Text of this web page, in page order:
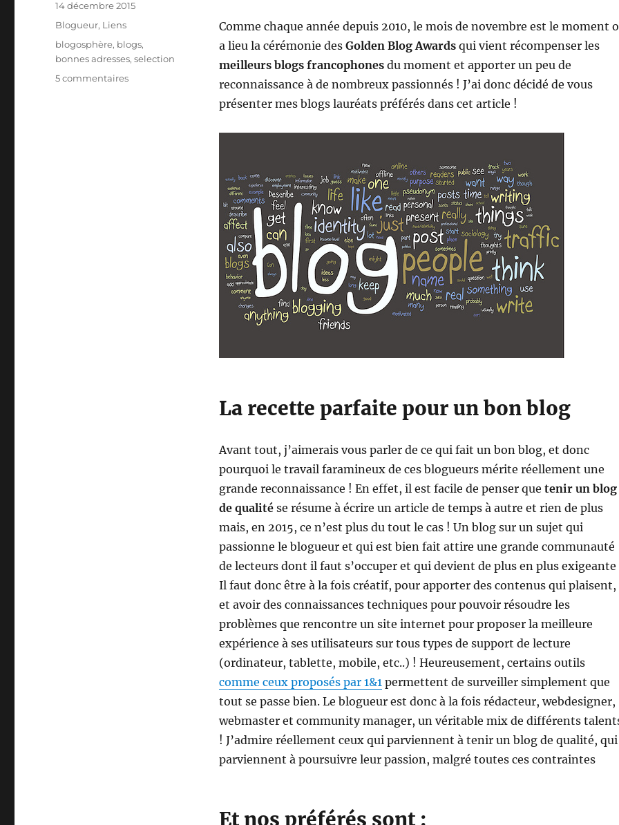
Comme chaque année depuis 2010, le mois de novembre est le moment
a lieu la cérémonie des Golden Blog Awardsqui vient récompenser les
meilleurs blogs francophonesdu moment et apporter un peu de
reconnaissance à de nombreux passionnés ! J’ai donc décidé de vous
présenter mes blogs lauréats préférés dans cet article !
La recette parfaite pour un bon blog
Avant tout, j’aimerais vous parler de ce qui fait un bon blog, et donc
pourquoi le travail faramineux de ces blogueurs mérite réellement une
grande reconnaissance ! En effet, il est facile de penser que tenir un blog
de qualité se résume à écrire un article de temps à autre et rien de plus
mais, en 2015, ce n’est plus du tout le cas ! Un blog sur un sujet qui
passionne le blogueur et qui est bien fait attire une grande communauté
de lecteurs dont il faut s’occuper et qui devient de plus en plus exigeante
Il faut donc être à la fois créatif, pour apporter des contenus qui plaisent,
et avoir des connaissances techniques pour pouvoir résoudre les
problèmes que rencontre un site internet pour proposer la meilleure
expérience à ses utilisateurs sur tous types de support de lecture
(ordinateur, tablette, mobile, etc..) ! Heureusement, certains outils
comme ceux proposés par 1&1permettent de surveiller simplement que
tout se passe bien. Le blogueur est donc à la fois rédacteur, webdesigner,
webmaster et community manager, un véritable mix de différents
! J’admire réellement ceux qui parviennent à tenir un blog de qualité, qui
parviennent à poursuivre leur passion, malgré toutes ces contraintes
Et nos préférés sont :
Publié
le
14 décembre 2015
Catégories
Blogueur, Liens
Étiquettes
blogosphère, blogs,
bonnes adresses,selection
5 commentairessur